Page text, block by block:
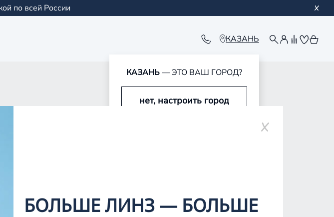
по всей России
КАЗАНЬ
КАЗАНЬ— ЭТО ВАШ ГОРОД?
нет, настроить город
БОЛЬШЕ ЛИНЗ — БОЛЬШЕ